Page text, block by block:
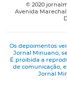
© 2020
Avenida Marechal
Os depoimentos
Jornal Minuano,
É proibida a
de comunicação,
Jornal